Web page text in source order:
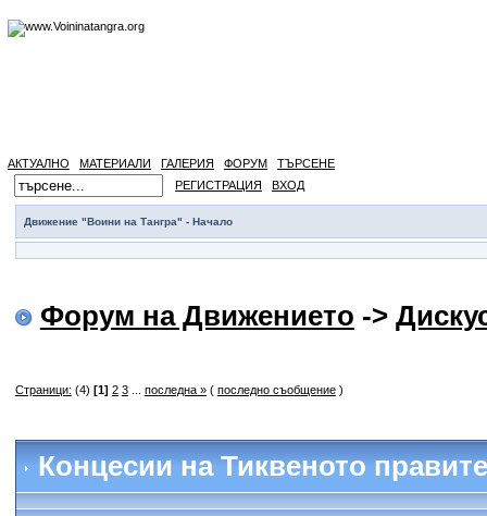
АКТУАЛНО МАТЕРИАЛИ ГАЛЕРИЯ ФОРУМ
ТЪРСЕНЕ
РЕГИСТРАЦИЯ
ВХОД
Движение "Воини на Тангра" - Начало
Форум на Движението ->
Страници: (4) [1] 2 3... последна »( последно съобщение)
Концесии на Тиквеното